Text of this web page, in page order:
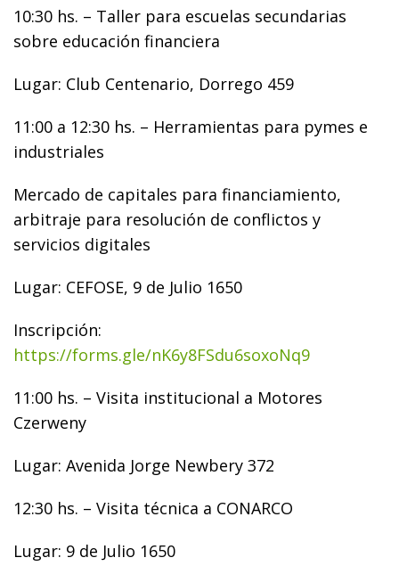
10:30 hs. – Taller para escuelas secundarias
sobre educación financiera
Lugar: Club Centenario, Dorrego 459
11:00 a 12:30 hs. – Herramientas para pymes e
industriales
Mercado de capitales para financiamiento,
arbitraje para resolución de conflictos y
servicios digitales
Lugar: CEFOSE, 9 de Julio 1650
Inscripción:
https://forms.gle/nK6y8FSdu6soxoNq9
11:00 hs. – Visita institucional a Motores
Czerweny
Lugar: Avenida Jorge Newbery 372
12:30 hs. – Visita técnica a CONARCO
Lugar: 9 de Julio 1650